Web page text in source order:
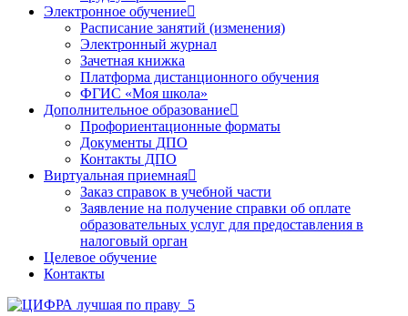
Электронное обучение
Расписание занятий (изменения)
Электронный журнал
Зачетная книжка
Платформа дистанционного обучения
ФГИС «Моя школа»
Дополнительное образование
Профориентационные форматы
Документы ДПО
Контакты ДПО
Виртуальная приемная
Заказ справок в учебной части
Заявление на получение справки об оплате
образовательных услуг для предоставления в
налоговый орган
Целевое обучение
Контакты